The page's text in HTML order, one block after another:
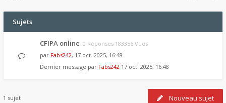
Sujets
CFIPA online 0 Réponses 183356 Vues
par Fabs242, 17 oct. 2025, 16:48
Dernier message par Fabs242 17 oct. 2025, 16:48
Nouveau sujet
1 sujet